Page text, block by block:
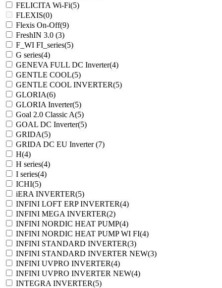
FELICITA Wi-Fi(5)
FLEXIS(0)
Flexis On-Off(9)
FreshIN 3.0 (3)
F_WI FI_series(5)
G series(4)
GENEVA FULL DC Inverter(4)
GENTLE COOL(5)
GENTLE COOL INVERTER(5)
GLORIA(6)
GLORIA Inverter(5)
Goal 2.0 Classic A(5)
GOAL DC Inverter(5)
GRIDA(5)
GRIDA DC EU Inverter(7)
H(4)
H series(4)
I series(4)
ICHI(5)
iERA INVERTER(5)
INFINI LOFT ERP INVERTER(4)
INFINI MEGA INVERTER(2)
INFINI NORDIC HEAT PUMP(4)
INFINI NORDIC HEAT PUMP WI FI(4)
INFINI STANDARD INVERTER(3)
INFINI STANDARD INVERTER NEW(3)
INFINI UVPRO INVERTER(4)
INFINI UVPRO INVERTER NEW(4)
INTEGRA INVERTER(5)